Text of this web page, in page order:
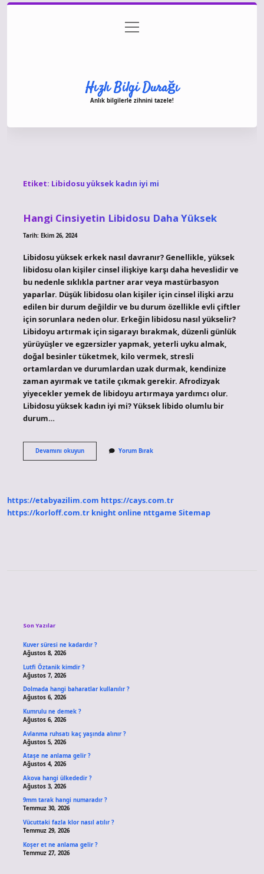
Gizlilik Politikası
menüyü
aç
Hızlı Bilgi Durağı
Anlık bilgilerle zihnini tazele!
Etiket: Libidosu yüksek kadın iyi mi
Hangi Cinsiyetin Libidosu Daha Yüksek
Tarih: Ekim 26, 2024
Libidosu yüksek erkek nasıl davranır? Genellikle, yüksek
libidosu olan kişiler cinsel ilişkiye karşı daha heveslidir ve
bu nedenle sıklıkla partner arar veya mastürbasyon
yaparlar. Düşük libidosu olan kişiler için cinsel ilişki arzu
edilen bir durum değildir ve bu durum özellikle evli çiftler
için sorunlara neden olur. Erkeğin libidosu nasıl yükselir?
Libidoyu artırmak için sigarayı bırakmak, düzenli günlük
yürüyüşler ve egzersizler yapmak, yeterli uyku almak,
doğal besinler tüketmek, kilo vermek, stresli
ortamlardan ve durumlardan uzak durmak, kendinize
zaman ayırmak ve tatile çıkmak gerekir. Afrodizyak
yiyecekler yemek de libidoyu artırmaya yardımcı olur.
Libidosu yüksek kadın iyi mi? Yüksek libido olumlu bir
durum…
Devamını okuyunHangi
Cinsiyetin
Yorum Bırak
https://etabyazilim.com https://cays.com.tr
https://korloff.com.tr knight online nttgame Sitemap
Son Yazılar
Kuver süresi ne kadardır ?
Ağustos 8, 2026
Lutfi Öztanik kimdir ?
Ağustos 7, 2026
Dolmada hangi baharatlar kullanılır ?
Ağustos 6, 2026
Kumrulu ne demek ?
Ağustos 6, 2026
Avlanma ruhsatı kaç yaşında alınır ?
Ağustos 5, 2026
Ataşe ne anlama gelir ?
Ağustos 4, 2026
Akova hangi ülkededir ?
Ağustos 3, 2026
9mm tarak hangi numaradır ?
Temmuz 30, 2026
Vücuttaki fazla klor nasıl atılır ?
Temmuz 29, 2026
Koşer et ne anlama gelir ?
Temmuz 27, 2026